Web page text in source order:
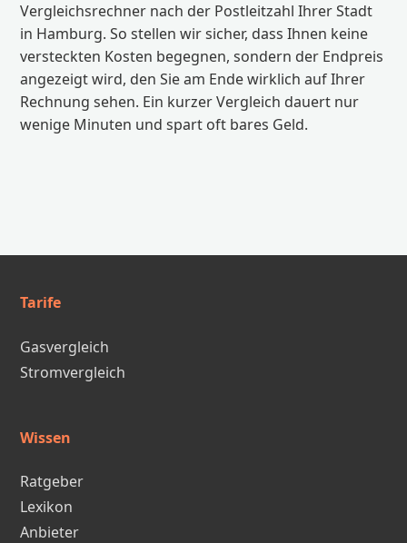
Vergleichsrechner nach der Postleitzahl Ihrer Stadt
in Hamburg. So stellen wir sicher, dass Ihnen keine
versteckten Kosten begegnen, sondern der Endpreis
angezeigt wird, den Sie am Ende wirklich auf Ihrer
Rechnung sehen. Ein kurzer Vergleich dauert nur
wenige Minuten und spart oft bares Geld.
Tarife
Gasvergleich
Stromvergleich
Wissen
Ratgeber
Lexikon
Anbieter